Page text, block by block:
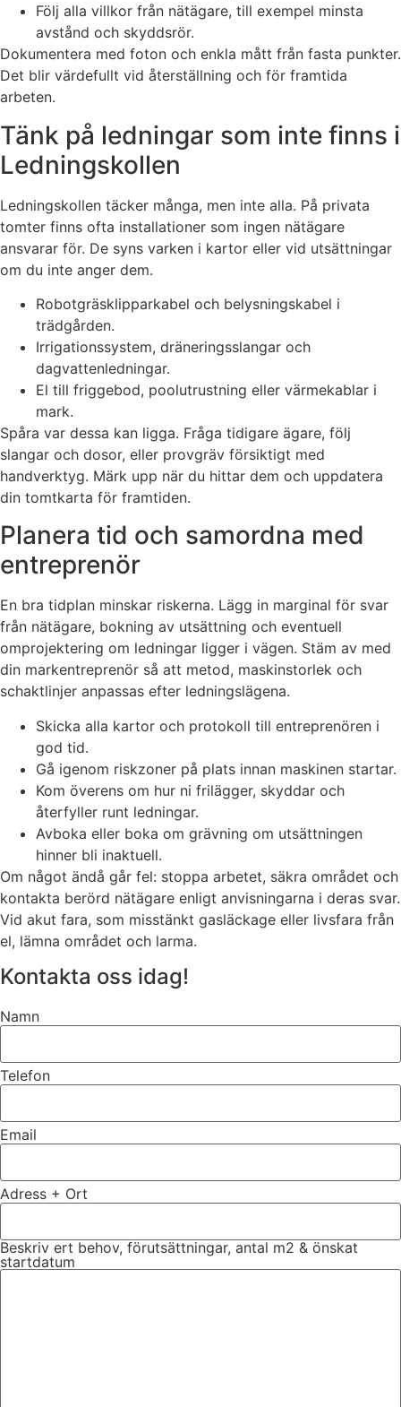
Följ alla villkor från nätägare, till exempel minsta
avstånd och skyddsrör.
Dokumentera med foton och enkla mått från fasta punkter.
Det blir värdefullt vid återställning och för framtida
arbeten.
Tänk på ledningar som inte finns i
Ledningskollen
Ledningskollen täcker många, men inte alla. På privata
tomter finns ofta installationer som ingen nätägare
ansvarar för. De syns varken i kartor eller vid utsättningar
om du inte anger dem.
Robotgräsklipparkabel och belysningskabel i
trädgården.
Irrigationssystem, dräneringsslangar och
dagvattenledningar.
El till friggebod, poolutrustning eller värmekablar i
mark.
Spåra var dessa kan ligga. Fråga tidigare ägare, följ
slangar och dosor, eller provgräv försiktigt med
handverktyg. Märk upp när du hittar dem och uppdatera
din tomtkarta för framtiden.
Planera tid och samordna med
entreprenör
En bra tidplan minskar riskerna. Lägg in marginal för svar
från nätägare, bokning av utsättning och eventuell
omprojektering om ledningar ligger i vägen. Stäm av med
din markentreprenör så att metod, maskinstorlek och
schaktlinjer anpassas efter ledningslägena.
Skicka alla kartor och protokoll till entreprenören i
god tid.
Gå igenom riskzoner på plats innan maskinen startar.
Kom överens om hur ni frilägger, skyddar och
återfyller runt ledningar.
Avboka eller boka om grävning om utsättningen
hinner bli inaktuell.
Om något ändå går fel: stoppa arbetet, säkra området och
kontakta berörd nätägare enligt anvisningarna i deras svar.
Vid akut fara, som misstänkt gasläckage eller livsfara från
el, lämna området och larma.
Kontakta oss idag!
Namn
Telefon
Email
Adress + Ort
Beskriv ert behov, förutsättningar, antal m2 & önskat
startdatum